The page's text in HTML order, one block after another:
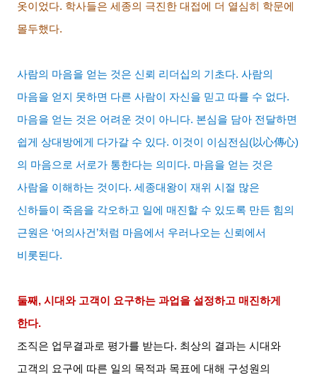
옷이었다. 학사들은 세종의 극진한 대접에 더 열심히 학문에
몰두했다.
사람의 마음을 얻는 것은 신뢰 리더십의 기초다.사람의
마음을 얻지 못하면 다른 사람이 자신을 믿고 따를 수 없다.
마음을 얻는 것은 어려운 것이 아니다. 본심을 담아 전달하면
쉽게 상대방에게 다가갈 수 있다. 이것이 이심전심(以心傳心)
의 마음으로 서로가 통한다는 의미다. 마음을 얻는 것은
사람을 이해하는 것이다.세종대왕이 재위 시절 많은
신하들이 죽음을 각오하고 일에 매진할 수 있도록 만든 힘의
근원은 ‘어의사건’처럼 마음에서 우러나오는 신뢰에서
비롯된다.
둘째,시대와 고객이 요구하는 과업을 설정하고 매진하게
한다.
조직은 업무결과로 평가를 받는다. 최상의 결과는 시대와
고객의 요구에 따른 일의 목적과 목표에 대해 구성원의